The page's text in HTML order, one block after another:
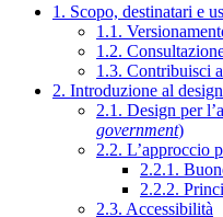
1. Scopo, destinatari e
1.1.
1.2.
1.3. Contribuisci
2. Introduzione al
2.1. Design per
government)
2.2. L’approccio
2.2.1.
2.2.2.
2.3. Accessibilità